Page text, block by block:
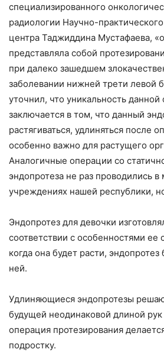
специализированного
радиологии Научно-
центра Таджиддина Мустафаева,
представляла собой
при далеко зашедшем
заболевании нижней трети левой
уточнил, что уникальность данной
заключается в том, что данный
растягиваться, удлиняться после
особенно важно для растущего
Аналогичные операции со
эндопротеза не раз проводились
учреждениях нашей республики,
Эндопротез для девочки
соответствии с особенностями ее
когда она будет расти,
ней.
Удлиняющиеся эндопротезы
будущей неодинаковой длиной рук
операция протезирования
подростку.